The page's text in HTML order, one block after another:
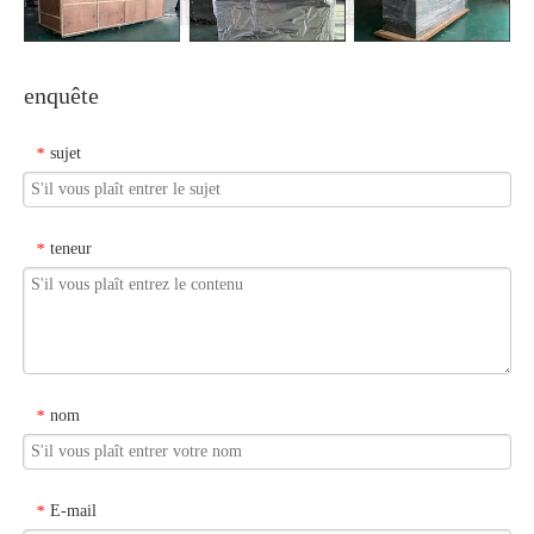
enquête
* sujet
* teneur
* nom
* E-mail